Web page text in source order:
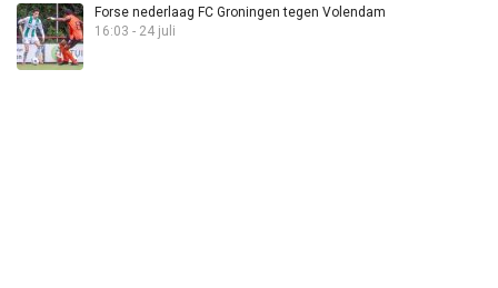
Forse nederlaag FC Groningen tegen Volendam
16:03 - 24 juli